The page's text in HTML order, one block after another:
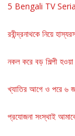
5 Bengali TV
রবীন্দ্রনাথকে নিয়ে
নকল করে বড় শিল্পী
খ্যাতির আগে ও পরে ৬
প্রযোজনা সংস্থাই